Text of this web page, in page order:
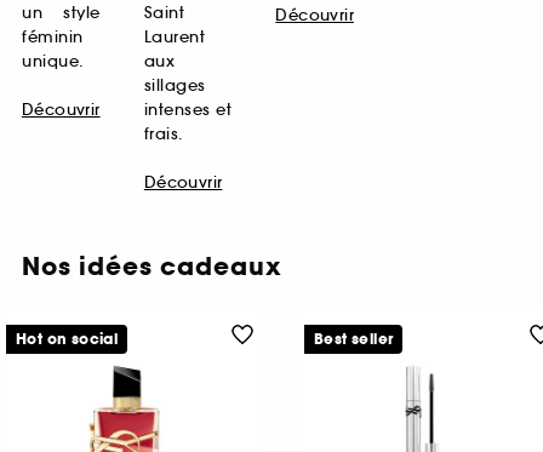
un style
féminin
unique.
Découvrir
Saint
Laurent
aux
sillages
intenses et
frais.
Découvrir
Découvrir
Nos idées cadeaux
Hot on social Best seller